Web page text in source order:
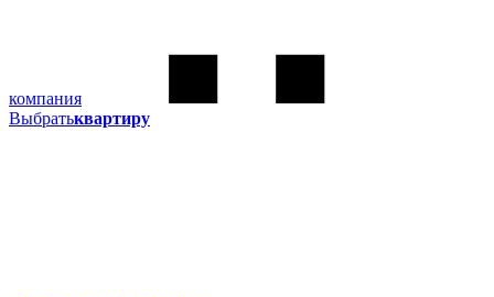
компания
Выбратьквартиру